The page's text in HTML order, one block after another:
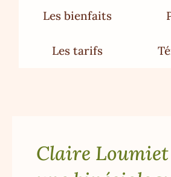
Les bienfaits
Les tarifs
Claire